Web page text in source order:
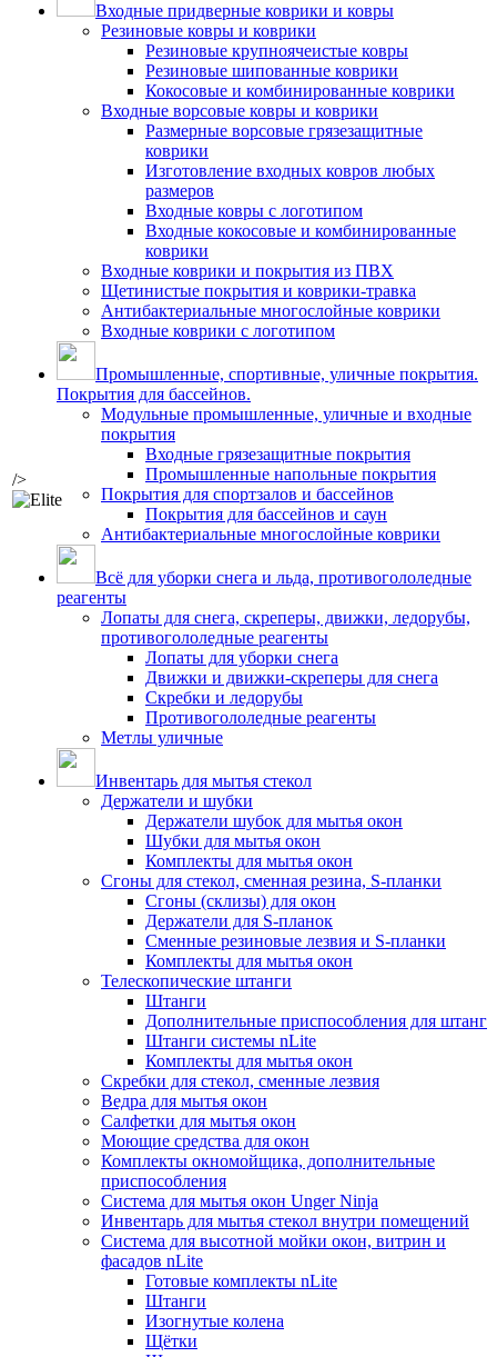
Входные придверные коврики и ковры
Резиновые ковры и коврики
Резиновые крупноячеистые ковры
Резиновые шипованные коврики
Кокосовые и комбинированные коврики
Входные ворсовые ковры и коврики
Размерные ворсовые грязезащитные
коврики
Изготовление входных ковров любых
размеров
Входные ковры с логотипом
Входные кокосовые и комбинированные
коврики
Входные коврики и покрытия из ПВХ
Щетинистые покрытия и коврики-травка
Антибактериальные многослойные коврики
Входные коврики с логотипом
Промышленные, спортивные, уличные покрытия.
Покрытия для бассейнов.
Модульные промышленные, уличные и входные
покрытия
Входные грязезащитные покрытия
Промышленные напольные покрытия
Покрытия для спортзалов и бассейнов
Покрытия для бассейнов и саун
Антибактериальные многослойные коврики
Всё для уборки снега и льда, противогололедные
реагенты
Лопаты для снега, скреперы, движки, ледорубы,
противогололедные реагенты
Лопаты для уборки снега
Движки и движки-скреперы для снега
Скребки и ледорубы
Противогололедные реагенты
Метлы уличные
Инвентарь для мытья стекол
Держатели и шубки
Держатели шубок для мытья окон
Шубки для мытья окон
Комплекты для мытья окон
Сгоны для стекол, сменная резина, S-планки
Сгоны (склизы) для окон
Держатели для S-планок
Сменные резиновые лезвия и S-планки
Комплекты для мытья окон
Телескопические штанги
Штанги
Дополнительные приспособления для штанг
Штанги системы nLite
Комплекты для мытья окон
Скребки для стекол, сменные лезвия
Ведра для мытья окон
Салфетки для мытья окон
Моющие средства для окон
Комплекты окномойщика, дополнительные
приспособления
Система для мытья окон Unger Ninja
Инвентарь для мытья стекол внутри помещений
Система для высотной мойки окон, витрин и
фасадов nLite
Готовые комплекты nLite
Штанги
Изогнутые колена
Щётки
/>